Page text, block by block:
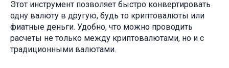
Этот инструмент позволяет быстро конвертировать
одну валюту в другую, будь то криптовалюты или
фиатные деньги. Удобно, что можно проводить
расчеты не только между криптовалютами, но и с
традиционными валютами.